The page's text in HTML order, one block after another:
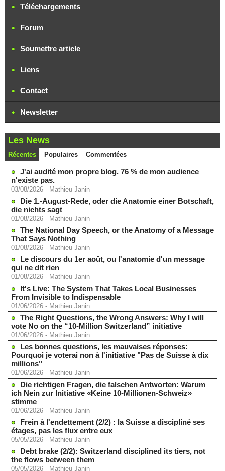
Téléchargements
Forum
Soumettre article
Liens
Contact
Newsletter
Les News
Récentes Populaires Commentées
J'ai audité mon propre blog. 76 % de mon audience
n'existe pas.
03/08/2026 - Mathieu Janin
Die 1.-August-Rede, oder die Anatomie einer Botschaft,
die nichts sagt
01/08/2026 - Mathieu Janin
The National Day Speech, or the Anatomy of a Message
That Says Nothing
01/08/2026 - Mathieu Janin
Le discours du 1er août, ou l'anatomie d'un message
qui ne dit rien
01/08/2026 - Mathieu Janin
It's Live: The System That Takes Local Businesses
From Invisible to Indispensable
01/06/2026 - Mathieu Janin
The Right Questions, the Wrong Answers: Why I will
vote No on the “10-Million Switzerland” initiative
01/06/2026 - Mathieu Janin
Les bonnes questions, les mauvaises réponses:
Pourquoi je voterai non à l'initiative "Pas de Suisse à dix
millions"
01/06/2026 - Mathieu Janin
Die richtigen Fragen, die falschen Antworten: Warum
ich Nein zur Initiative «Keine 10-Millionen-Schweiz»
stimme
01/06/2026 - Mathieu Janin
Frein à l'endettement (2/2) : la Suisse a discipliné ses
étages, pas les flux entre eux
05/05/2026 - Mathieu Janin
Debt brake (2/2): Switzerland disciplined its tiers, not
the flows between them
05/05/2026 - Mathieu Janin